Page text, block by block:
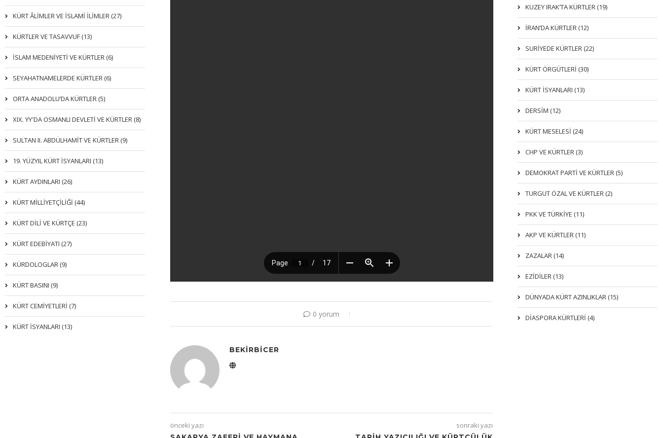
0 yorum
BEKIRBICER
önceki yazı
sonraki yazı
KUZEY IRAK’TA KÜRTLER (19)
İRAN’DA KÜRTLER (12)
SURİYEDE KÜRTLER (22)
KÜRT ÖRGÜTLERİ (30)
KÜRT İSYANLARI (13)
DERSIM (12)
KÜRT MESELESİ (24)
CHP VE KÜRTLER (3)
DEMOKRAT PARTI VE KÜRTLER (5)
TURGUT ÖZAL VE KÜRTLER (2)
PKK VE TÜRKIYE (11)
AKP VE KÜRTLER (11)
ZAZALAR (14)
EZIDILER (13)
DÜNYADA KÜRT AZINLIKLAR (15)
DİASPORA KÜRTLERİ (4)
KÜRT ÂLİMLER VE İSLAMİ İLİMLER (27)
KÜRTLER VE TASAVVUF (13)
İSLAM MEDENİYETİ VE KÜRTLER (6)
SEYAHATNAMELERDE KÜRTLER (6)
ORTA ANADOLU’DA KÜRTLER (5)
XIX. YY'DA OSMANLI DEVLETI VE KÜRTLER (8)
SULTAN II. ABDÜLHAMİT VE KÜRTLER (9)
19. YÜZYIL KÜRT İSYANLARI (13)
KÜRT AYDINLARI (26)
KÜRT MİLLİYETÇİLİĞİ (44)
KÜRT DİLİ VE KÜRTÇE (23)
KÜRT EDEBİYATI (27)
KÜRDOLOGLAR (9)
KÜRT BASINI (9)
KÜRT CEMİYETLERİ (7)
KÜRT İSYANLARI (13)